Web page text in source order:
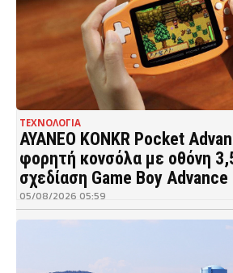
ΤΕΧΝΟΛΟΓΙΑ
AYANEO KONKR Pocket
φορητή κονσόλα με οθόνη
σχεδίαση Game Boy Advance
05/08/2026 05:59